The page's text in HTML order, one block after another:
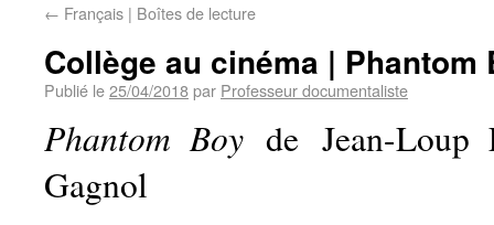
← Français | Boîtes de lecture
Collège au cinéma | Phantom
Publié le25/04/2018par Professeur documentaliste
Phantom Boy de Jean-
Gagnol